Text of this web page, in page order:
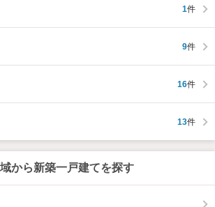
1件
9件
16件
13件
から新築一戸建てを探す